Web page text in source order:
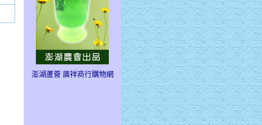
澎湖蘆薈 廣祥商行購物網